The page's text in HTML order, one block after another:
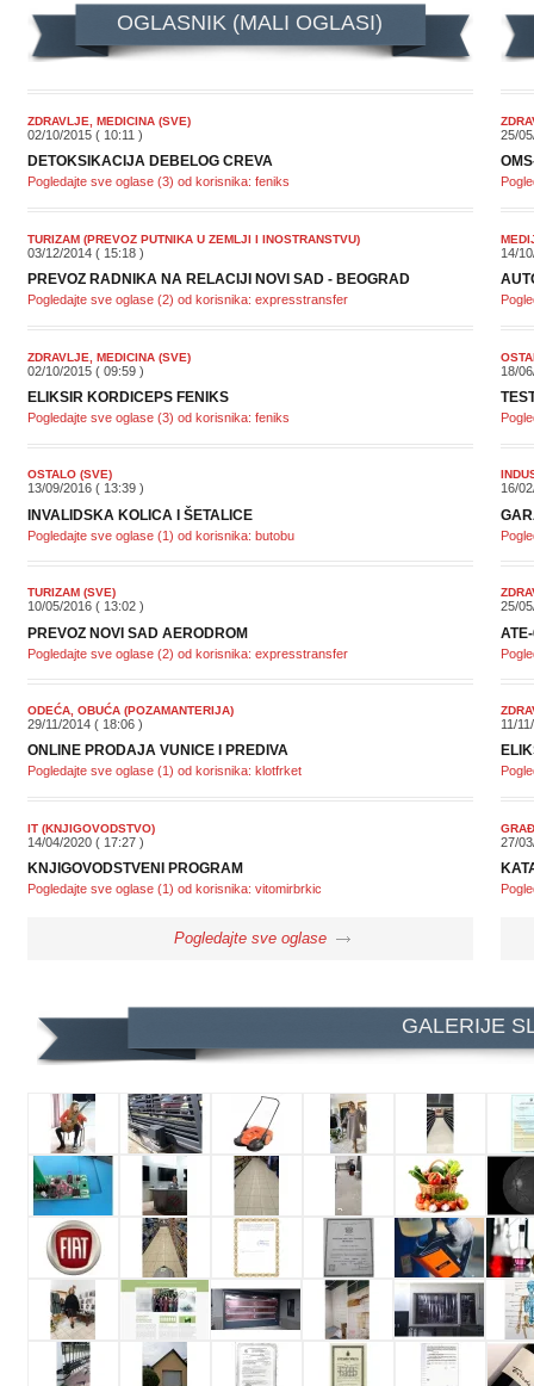
OGLASNIK (MALI OGLASI)
ZDRAVLJE, MEDICINA (SVE)
02/10/2015 ( 10:11 )
DETOKSIKACIJA DEBELOG CREVA
Pogledajte sve oglase (3) od korisnika: feniks
TURIZAM (PREVOZ PUTNIKA U ZEMLJI I INOSTRANSTVU)
03/12/2014 ( 15:18 )
PREVOZ RADNIKA NA RELACIJI NOVI SAD - BEOGRAD
Pogledajte sve oglase (2) od korisnika: expresstransfer
ZDRAVLJE, MEDICINA (SVE)
02/10/2015 ( 09:59 )
ELIKSIR KORDICEPS FENIKS
Pogledajte sve oglase (3) od korisnika: feniks
OSTALO (SVE)
13/09/2016 ( 13:39 )
INVALIDSKA KOLICA I ŠETALICE
Pogledajte sve oglase (1) od korisnika: butobu
TURIZAM (SVE)
10/05/2016 ( 13:02 )
PREVOZ NOVI SAD AERODROM
Pogledajte sve oglase (2) od korisnika: expresstransfer
ODEĆA, OBUĆA (POZAMANTERIJA)
29/11/2014 ( 18:06 )
ONLINE PRODAJA VUNICE I PREDIVA
Pogledajte sve oglase (1) od korisnika: klotfrket
IT (KNJIGOVODSTVO)
14/04/2020 ( 17:27 )
KNJIGOVODSTVENI PROGRAM
Pogledajte sve oglase (1) od korisnika: vitomirbrkic
Pogledajte sve oglase
25/
14/
18/
16/
25/
11/
27/
GALERIJE